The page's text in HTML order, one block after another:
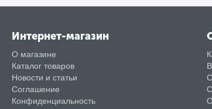
Интернет-магазин
О магазине
Каталог товаров
Новости и статьи
Соглашение
Конфиденциальность